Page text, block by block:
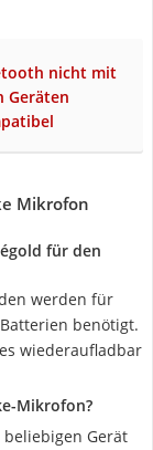
nicht mit
Geräten
Mikrofon
für den
werden für
benötigt.
wiederaufladbar
Mikrofon?
Gerät